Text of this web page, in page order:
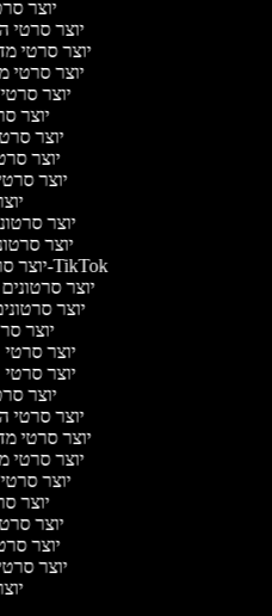
יוצר
יוצר סרטי
יוצר סרטי
יוצר סרטי
יוצר
יוצר
יוצר
יוצר
יוצר
יוצר
יוצר
יוצר סרטונים ל-TikTok
יוצר סרטונים
יוצר
יוצר
יוצר סרטי
יוצר סרטי
יוצר
יוצר סרטי
יוצר סרטי
יוצר סרטי
יוצר
יוצר
יוצר
יוצר
יוצר